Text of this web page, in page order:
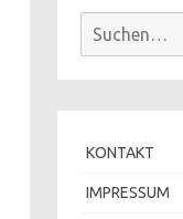
Suchen
KONTAKT
IMPRESSUM